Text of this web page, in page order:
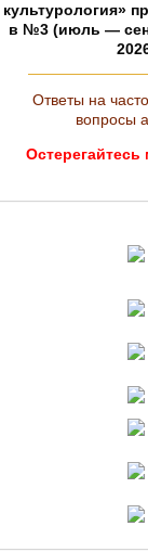
культурология»
в №3 (июль —
Ответы на
вопросы